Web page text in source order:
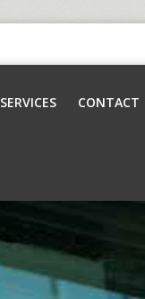
SERVICES CONTACT